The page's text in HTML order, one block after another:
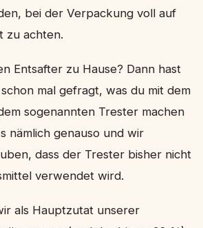
bei der Verpackung voll auf
zu achten.
Entsafter zu Hause? Dann hast
mal gefragt, was du mit dem
sogenannten Trester machen
nämlich genauso und wir
dass der Trester bisher nicht
verwendet wird.
als Hauptzutat unserer